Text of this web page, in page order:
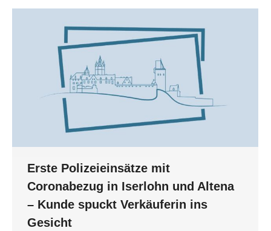
Erste Polizeieinsätze mit
Coronabezug in Iserlohn und Altena
– Kunde spuckt Verkäuferin ins
Gesicht